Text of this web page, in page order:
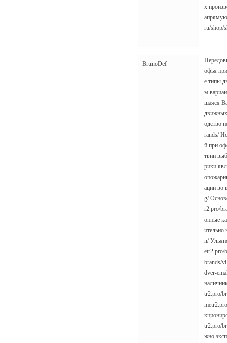
х
апрямую
ru/shop/
BrunoDef
офья
е типы
м
шаяся
движных
одство
rands/
й при
твии
рики
ации во
g/
r2.pro/
онные
ительно
n/
etr2.pro/
brands/
dver-
tr2.pro/
tr2.pro/
жно